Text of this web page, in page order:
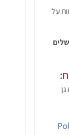
על